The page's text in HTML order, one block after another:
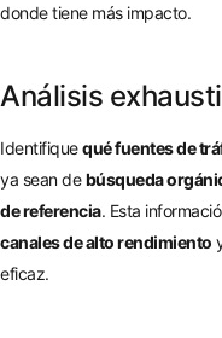
donde tiene más impacto.
Análisis
Identifiquequé fuentes de
ya sean debúsqueda
de referencia. Esta
canales de alto rendimiento
eficaz.